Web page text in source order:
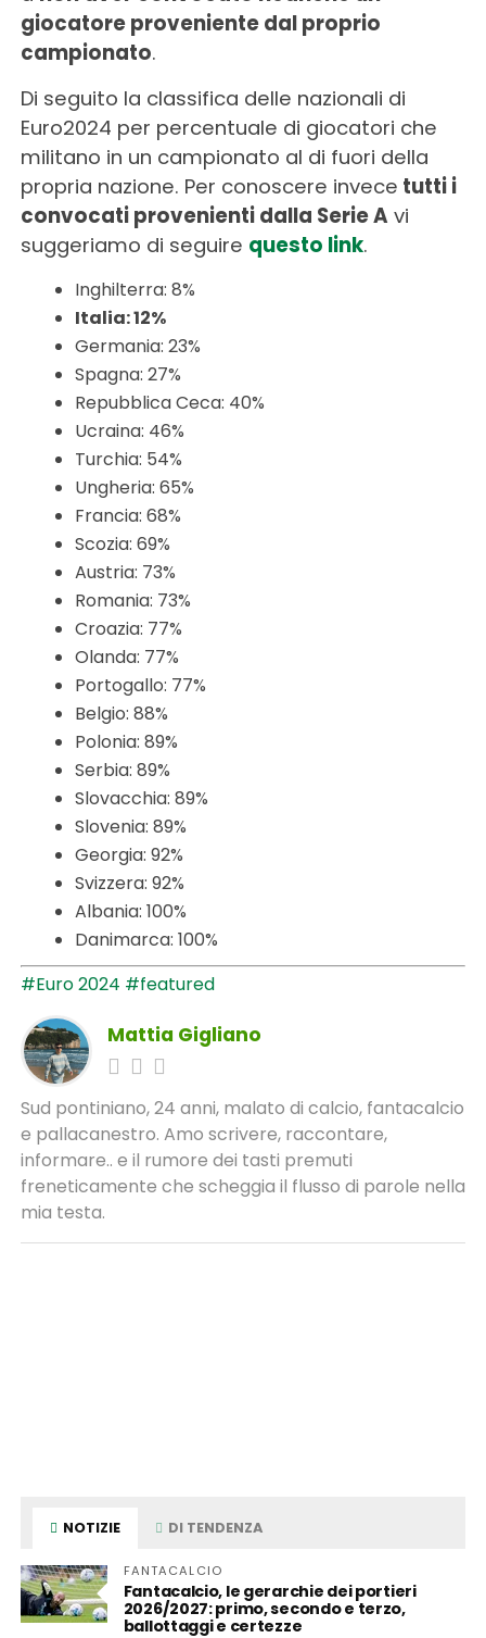
giocatore proveniente dal proprio
campionato.
Di seguito la classifica delle nazionali di
Euro2024 per percentuale di giocatori che
militano in un campionato al di fuori della
propria nazione. Per conoscere invece tutti i
convocati provenienti dalla Serie A vi
suggeriamo di seguire questo link.
Inghilterra: 8%
Italia: 12%
Germania: 23%
Spagna: 27%
Repubblica Ceca: 40%
Ucraina: 46%
Turchia: 54%
Ungheria: 65%
Francia: 68%
Scozia: 69%
Austria: 73%
Romania: 73%
Croazia: 77%
Olanda: 77%
Portogallo: 77%
Belgio: 88%
Polonia: 89%
Serbia: 89%
Slovacchia: 89%
Slovenia: 89%
Georgia: 92%
Svizzera: 92%
Albania: 100%
Danimarca: 100%
#Euro 2024 #featured
Mattia Gigliano
Sud pontiniano, 24 anni, malato di calcio, fantacalcio
e pallacanestro. Amo scrivere, raccontare,
informare.. e il rumore dei tasti premuti
freneticamente che scheggia il flusso di parole nella
mia testa.
NOTIZIE DI TENDENZA
FANTACALCIO
Fantacalcio, le gerarchie dei portieri
2026/2027: primo, secondo e terzo,
ballottaggi e certezze